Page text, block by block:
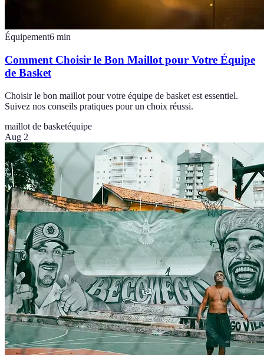
Équipement6 min
Comment Choisir le Bon Maillot pour Votre Équipe
de Basket
Choisir le bon maillot pour votre équipe de basket est essentiel.
Suivez nos conseils pratiques pour un choix réussi.
maillot de basketéquipe
Aug 2